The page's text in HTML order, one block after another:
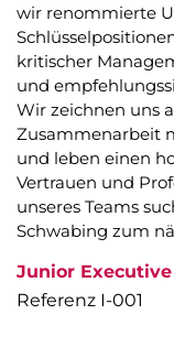
wir renommierte
kritischer
und
Wir zeichnen uns
Zusammenarbeit
und leben einen
Vertrauen und
unseres Teams
Schwabing zum
Junior
Referenz I-001